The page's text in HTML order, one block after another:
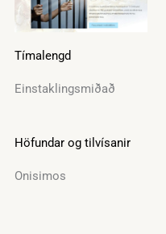
Tímalengd
Einstaklingsmiðað
Höfundar og tilvísanir
Onisimos